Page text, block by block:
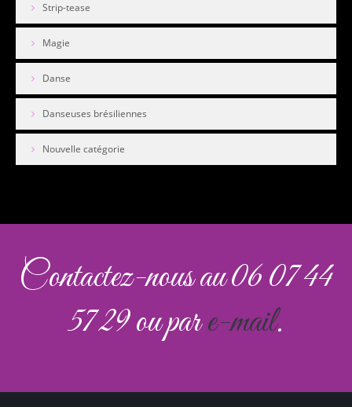
Strip-tease
Magie
Danse
Danseuses brésiliennes
Nouvelle catégorie
Contactez-nous au 06 07 44
57 29 ou pare-mail.